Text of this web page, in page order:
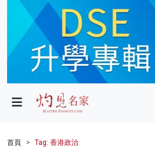
政局
財經
首頁 Tag: 香港政治